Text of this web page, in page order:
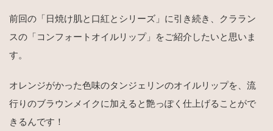
前回の「日焼け肌と口紅とシリーズ」に引き続き、クララン
スの「コンフォートオイルリップ」をご紹介したいと思いま
す。
オレンジがかった色味のタンジェリンのオイルリップを、流
行りのブラウンメイクに加えると艶っぽく仕上げることがで
きるんです！